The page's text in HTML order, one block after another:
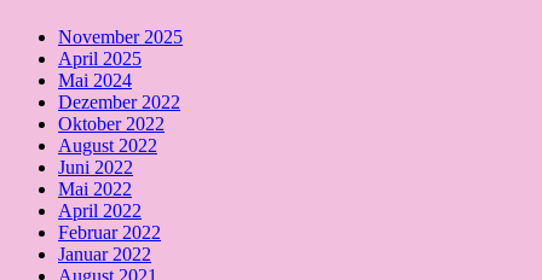
November 2025
April 2025
Mai 2024
Dezember 2022
Oktober 2022
August 2022
Juni 2022
Mai 2022
April 2022
Februar 2022
Januar 2022
August 2021